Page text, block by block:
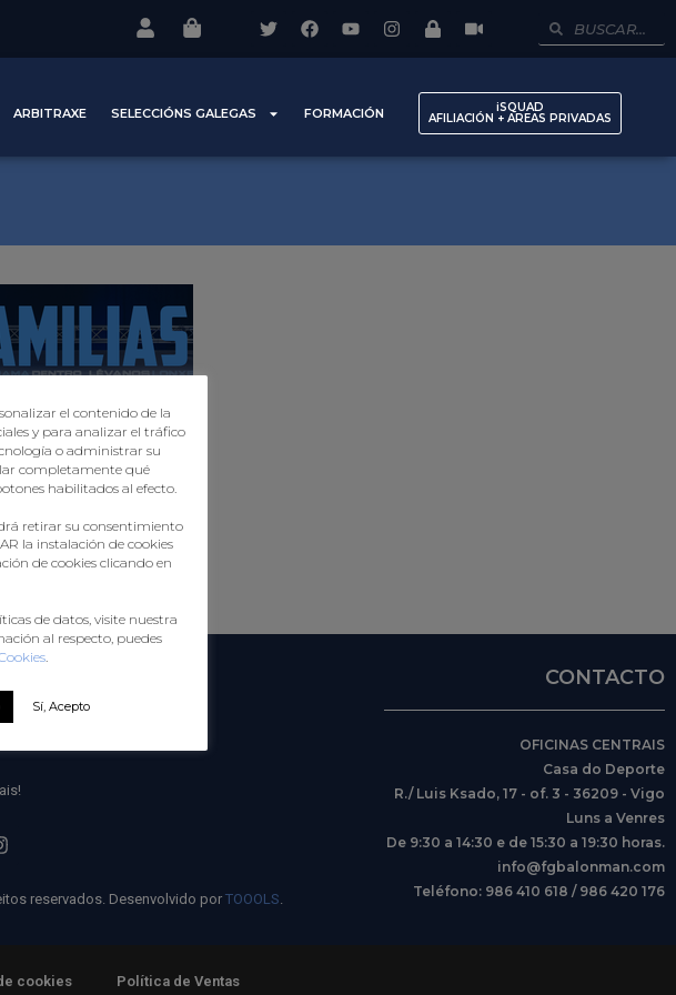
ARBITRAXE SELECCIÓNS GALEGAS FORMACIÓN iSQUAD
AFILIACIÓN + AREAS PRIVADAS
reservados. Desenvolvido por TOOOLS.
CONTACTO
OFICINAS CENTRAIS
Casa do Deporte
R./ Luis Ksado, 17 - of. 3 - 36209 - Vigo
Luns a Venres
De 9:30 a 14:30 e de 15:30 a 19:30 horas.
info@fgbalonman.com
Teléfono: 986 410 618 / 986 420 176
cookies Política de Ventas
el contenido de la
y para analizar el tráfico
o administrar su
completamente qué
habilitados al efecto.
retirar su consentimiento
la instalación de cookies
de cookies clicando en
de datos, visite nuestra
al respecto, puedes
Sí, Acepto